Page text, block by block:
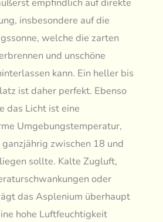
empfindlich auf direkte
insbesondere auf die
welche die zarten
und unschöne
kann. Ein heller bis
ist daher perfekt. Ebenso
das Licht ist eine
Umgebungstemperatur,
zwischen 18 und
sollte. Kalte Zugluft,
oder
das Asplenium überhaupt
hohe Luftfeuchtigkeit